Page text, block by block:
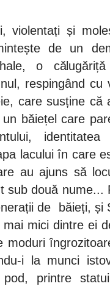
violentați și
de un
o
respingând cu
care susține că
un băiețel care
lacului în care
au ajuns să
sub două nume...
de
băieți, și
mici dintre ei
moduri
i la munci
printre